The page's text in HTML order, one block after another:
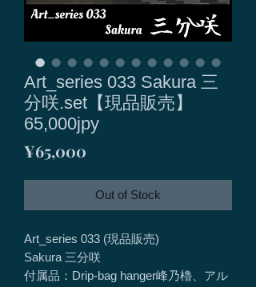
Art_series 033 Sakura 三
分咲.set【現品販売】
65,000jpy
¥65,000
Out of Stock
Art_series 033 (現品販売)
Sakura 三分咲
付属品：Drip-bag hanger峰乃櫓、アル